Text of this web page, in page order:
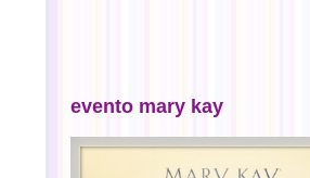
evento mary kay